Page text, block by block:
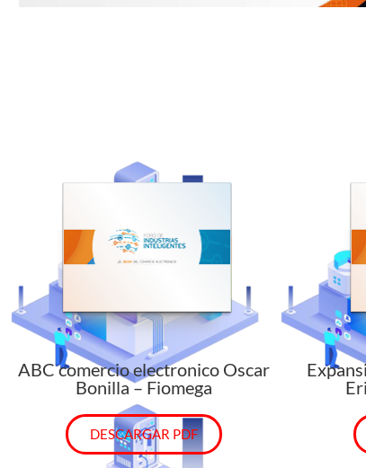
ABC comercio electronico Oscar
Bonilla – Fiomega
DESCARGAR PDF